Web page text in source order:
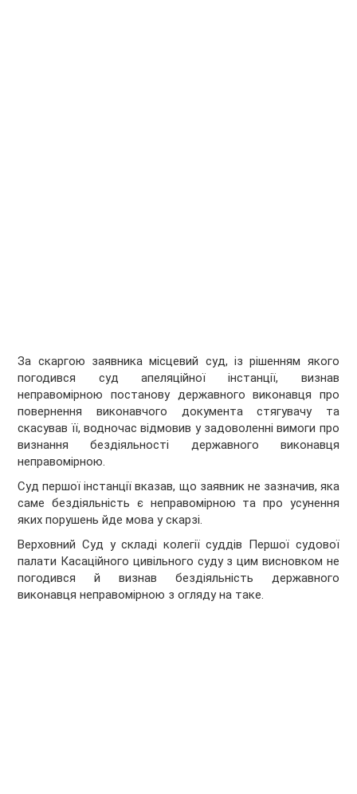
За скаргою заявника місцевий суд, із рішенням якого
погодився суд апеляційної інстанції, визнав
неправомірною постанову державного виконавця про
повернення виконавчого документа стягувачу та
скасував її, водночас відмовив у задоволенні вимоги про
визнання бездіяльності державного виконавця
неправомірною.
Суд першої інстанції вказав, що заявник не зазначив, яка
саме бездіяльність є неправомірною та про усунення
яких порушень йде мова у скарзі.
Верховний Суд у складі колегії суддів Першої судової
палати Касаційного цивільного суду з цим висновком не
погодився й визнав бездіяльність державного
виконавця неправомірною з огляду на таке.